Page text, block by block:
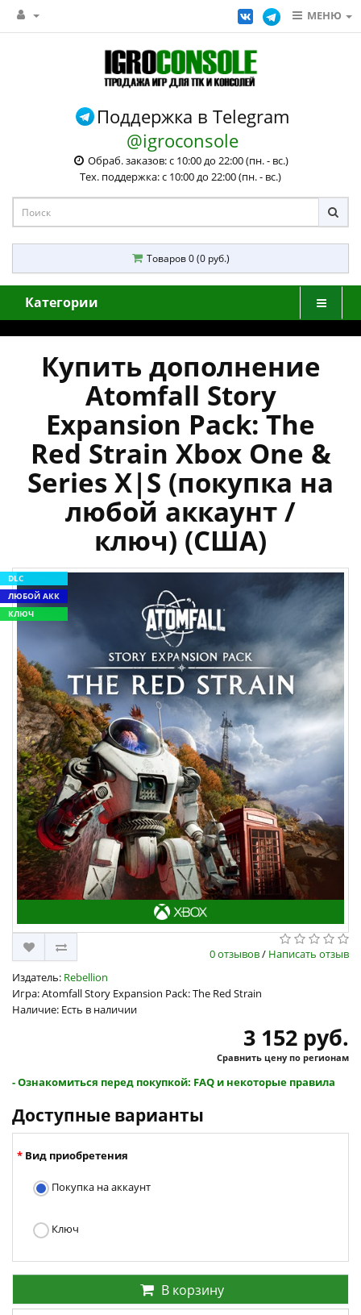
МЕНЮ
Поддержка в Telegram
@igroconsole
Обраб. заказов: с 10:00 до 22:00 (пн. - вс.)
Тех. поддержка: с 10:00 до 22:00 (пн. - вс.)
Товаров 0 (0 руб.)
Категории
Купить дополнение
Atomfall Story
Expansion Pack: The
Red Strain Xbox One &
Series X|S (покупка на
любой аккаунт /
ключ) (США)
DLC
ЛЮБОЙ АКК
КЛЮЧ
0 отзывов/ Написать отзыв
Издатель: Rebellion
Игра: Atomfall Story Expansion Pack: The Red Strain
Наличие: Есть в наличии
3 152 руб.
Сравнить цену по регионам
- Ознакомиться перед покупкой: FAQ и некоторые правила
Доступные варианты
Вид приобретения
Покупка на аккаунт
Ключ
В корзину